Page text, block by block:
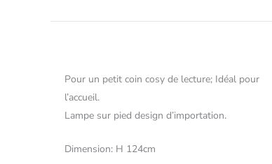
Pour un petit coin cosy de lecture; Idéal pour
l’accueil.
Lampe sur pied design d’importation.
Dimension: H 124cm